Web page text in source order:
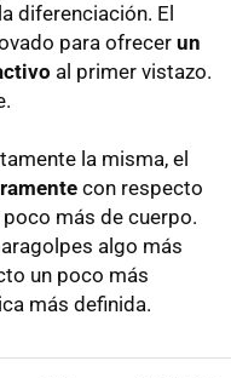
diferenciación. El
para ofrecer un
al primer vistazo.
la misma, el
con respecto
más de cuerpo.
algo más
un poco más
más definida.